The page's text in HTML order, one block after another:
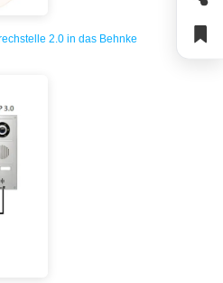
2.0 in das Behnke